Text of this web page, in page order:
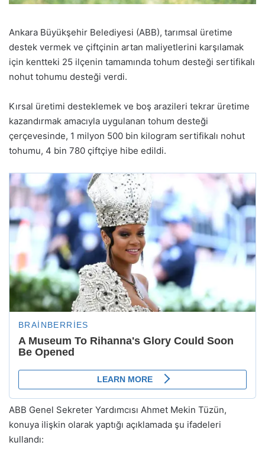
Ankara Büyükşehir Belediyesi (ABB), tarımsal üretime
destek vermek ve çiftçinin artan maliyetlerini karşılamak
için kentteki 25 ilçenin tamamında tohum desteği sertifikalı
nohut tohumu desteği verdi.
Kırsal üretimi desteklemek ve boş arazileri tekrar üretime
kazandırmak amacıyla uygulanan tohum desteği
çerçevesinde, 1 milyon 500 bin kilogram sertifikalı nohut
tohumu, 4 bin 780 çiftçiye hibe edildi.
ABB Genel Sekreter Yardımcısı Ahmet Mekin Tüzün,
konuya ilişkin olarak yaptığı açıklamada şu ifadeleri
kullandı: